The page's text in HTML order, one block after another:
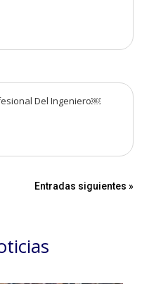
Del Ingeniero￼
Entradas siguientes »